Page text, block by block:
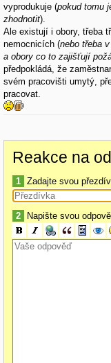
vyprodukuje (pokud tomu
zhodnotit).
Ale existují i obory, třeba
nemocnicích (nebo třeba
a obory co to zajišťují
předpokládá, že
svém pracovišti umytý,
pracovat.
Reakce na
1 Zadajte svou
2 Napište svou